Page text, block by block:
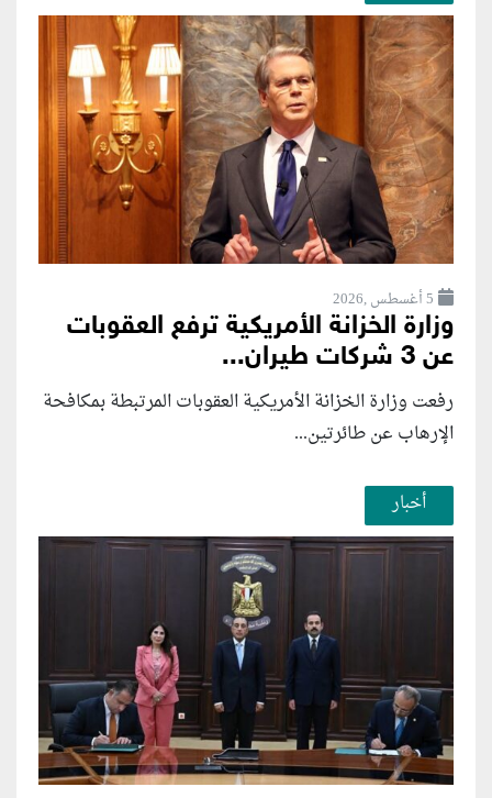
5 أغسطس ,2026
وزارة الخزانة الأمريكية ترفع العقوبات
عن 3 شركات طيران...
رفعت وزارة الخزانة الأمريكية العقوبات المرتبطة بمكافحة
الإرهاب عن طائرتين...
أخبار